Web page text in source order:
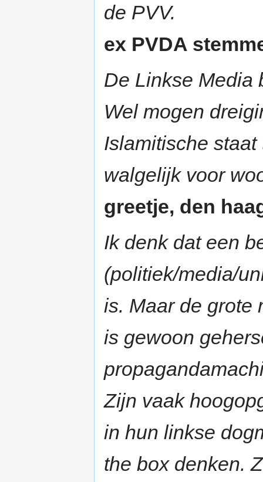
de PVV.
ex PVDA
De Linkse Media
Wel mogen
Islamitische
walgelijk voor
greetje, den
Ik denk dat een
(politiek/media/
is. Maar de grote
is gewoon
Zijn vaak
in hun linkse
the box denken.